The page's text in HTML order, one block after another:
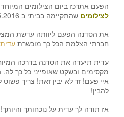
הפעם אתרכז ביום הצילומים המיוחד
לצילומים שהתקיימה בביתי ב 3.5.2016.
את הסדנה הפעם ליוותה עדשת
חברתי הצלמת הכל כך מוכשרתעדית
עדית תיעדה את הסדנה בדרכה
מקסימים ובשקט שאופייני כל כך
איי פעם! זר לא יבין זאת! צריך
להבין!
אז תודה לך עדית על נוכחותך והיותך!